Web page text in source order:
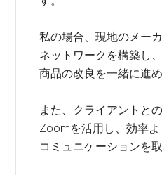
私の場合、現地のメー
ネットワークを構築し
商品の改良を一緒に進め
また、クライアントと
Zoomを活用し、効率よ
コミュニケーションを